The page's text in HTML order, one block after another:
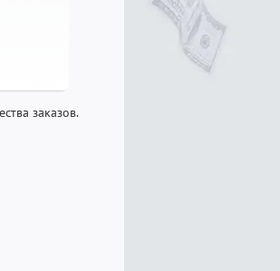
заказов.